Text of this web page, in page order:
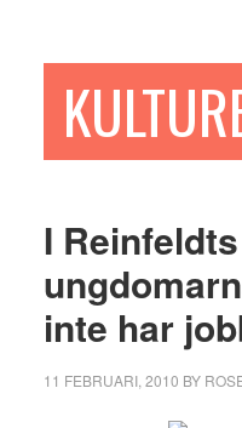
sidofältet
I
inte har
11 FEBRUARI, 2010 BY